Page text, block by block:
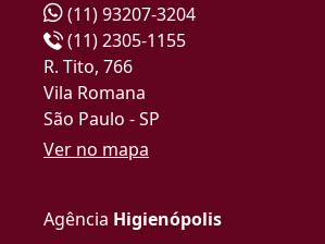
(11) 93207-3204
(11) 2305-1155
R. Tito, 766
Vila Romana
São Paulo - SP
Ver no mapa
Agência Higienópolis